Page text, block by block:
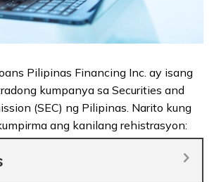
Pilipinas Financing Inc. ay isang
kumpanya sa Securities and
(SEC) ng Pilipinas. Narito kung
ang kanilang rehistrasyon: